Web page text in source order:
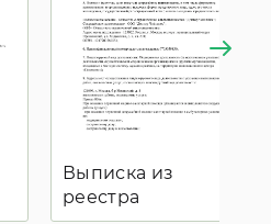
Выписка из
реестра